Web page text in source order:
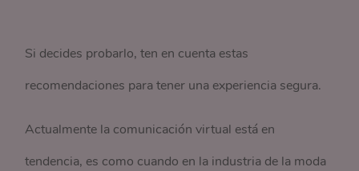
Si decides probarlo, ten en cuenta estas
recomendaciones para tener una experiencia segura.
Actualmente la comunicación virtual está en
tendencia, es como cuando en la industria de la moda